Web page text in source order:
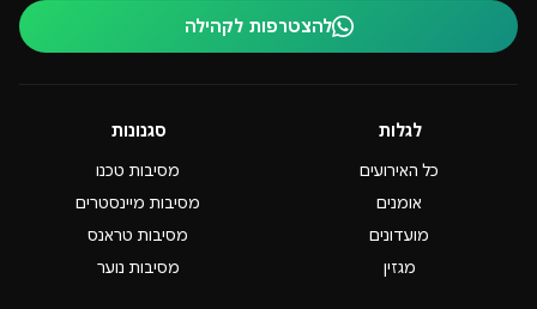
להצטרפות לקהילה
לגלות
כל האירועים
אומנים
מועדונים
מגזין
סגנונות
מסיבות טכנו
מסיבות מיינסטרים
מסיבות טראנס
מסיבות נוער